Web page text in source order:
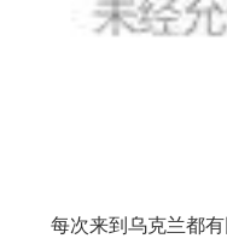
每次来到乌克兰都有